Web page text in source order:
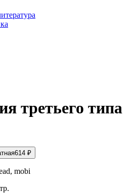
третьего типа
614 ₽
mobi